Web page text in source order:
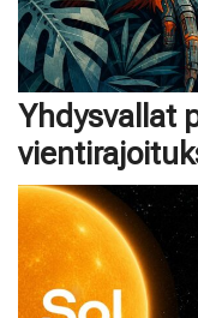
Yhdysvallat